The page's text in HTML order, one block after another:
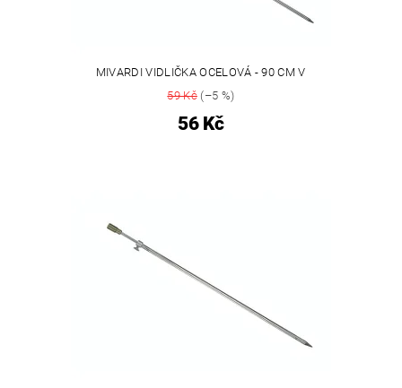
MIVARDI VIDLIČKA OCELOVÁ - 90 CM V
59 Kč(–5 %)
56 Kč